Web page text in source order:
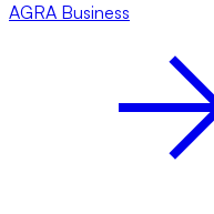
AGRA Business